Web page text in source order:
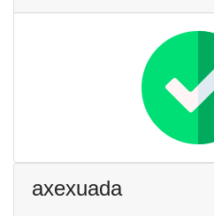
axexuada